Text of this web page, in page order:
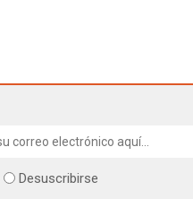
Desuscribirse